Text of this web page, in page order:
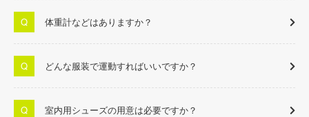
体重計などはありますか？
どんな服装で運動すればいいですか？
室内用シューズの用意は必要ですか？